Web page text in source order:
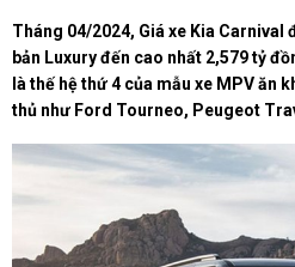
Tháng 04/2024, Giá xe Kia
bản Luxury đến cao nhất 2,579 tỷ
là thế hệ thứ 4 của mẫu xe MPV ăn
thủ như Ford Tourneo, Peugeot